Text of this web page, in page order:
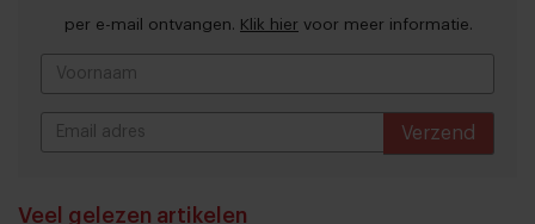
per e-mail ontvangen. Klik hier voor meer informatie.
Verzend
Veel gelezen artikelen